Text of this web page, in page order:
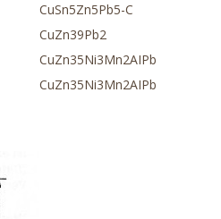
CuSn5Zn5Pb5-C
CuZn39Pb2
CuZn35Ni3Mn2AIPb
CuZn35Ni3Mn2AIPb